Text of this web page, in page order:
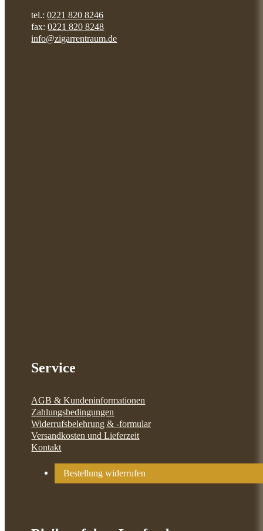
tel.:0221 820 8246
fax:0221 820 8248
info@zigarrentraum.de
Service
AGB & Kundeninformationen
Zahlungsbedingungen
Widerrufsbelehrung & -formular
Versandkosten und Lieferzeit
Kontakt
Bestellung widerrufen